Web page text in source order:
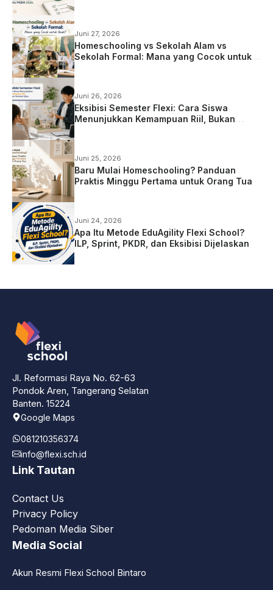
Juni 27, 2026
Homeschooling vs Sekolah Alam vs
Sekolah Formal: Mana yang Cocok untuk
Juni 26, 2026
Eksibisi Semester Flexi: Cara Siswa
Menunjukkan Kemampuan Riil, Bukan
Juni 25, 2026
Baru Mulai Homeschooling? Panduan
Praktis Minggu Pertama untuk Orang Tua
Juni 24, 2026
Apa Itu Metode EduAgility Flexi School?
ILP, Sprint, PKDR, dan Eksibisi Dijelaskan
Jl. Reformasi Raya No. 62-63
Pondok Aren, Tangerang Selatan
Banten. 15224
Google Maps
081210356374
info@flexi.sch.id
Link Tautan
Contact Us
Privacy Policy
Pedoman Media Siber
Media Social
Akun Resmi Flexi School Bintaro